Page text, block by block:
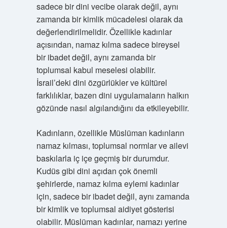
sadece bir dini vecibe olarak değil, aynı
zamanda bir kimlik mücadelesi olarak da
değerlendirilmelidir. Özellikle kadınlar
açısından, namaz kılma sadece bireysel
bir ibadet değil, aynı zamanda bir
toplumsal kabul meselesi olabilir.
İsrail’deki dini özgürlükler ve kültürel
farklılıklar, bazen dini uygulamaların halkın
gözünde nasıl algılandığını da etkileyebilir.
Kadınların, özellikle Müslüman kadınların
namaz kılması, toplumsal normlar ve ailevi
baskılarla iç içe geçmiş bir durumdur.
Kudüs gibi dini açıdan çok önemli
şehirlerde, namaz kılma eylemi kadınlar
için, sadece bir ibadet değil, aynı zamanda
bir kimlik ve toplumsal aidiyet gösterisi
olabilir. Müslüman kadınlar, namazı yerine